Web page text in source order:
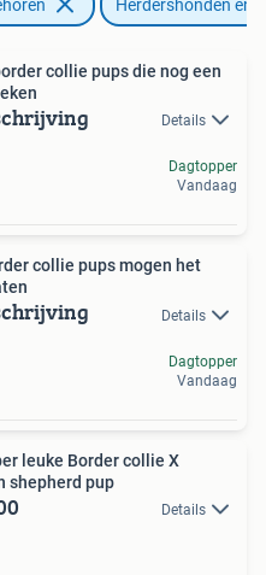
Herdershonden en
collie pups die nog een
Details
Dagtopper
Vandaag
collie pups mogen het
Details
Dagtopper
Vandaag
leuke Border collie X
shepherd pup
Details